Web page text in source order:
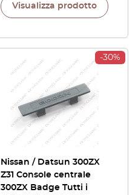
Visualizza prodotto
-30%
Nissan / Datsun 300ZX
Z31 Console centrale
300ZX Badge Tutti i